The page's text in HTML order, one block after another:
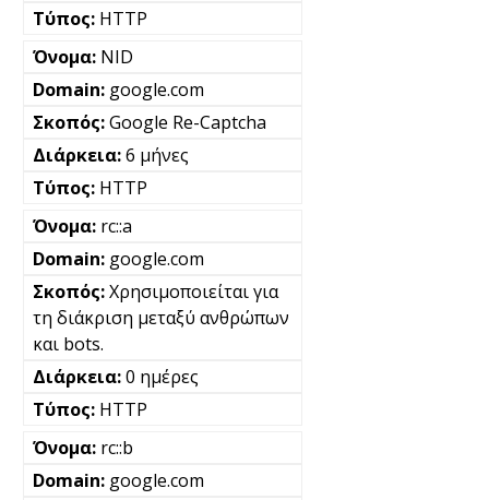
HTTP
NID
google.com
Google Re-Captcha
6 μήνες
HTTP
rc::a
google.com
Χρησιμοποιείται για
τη διάκριση μεταξύ ανθρώπων
και bots.
0 ημέρες
HTTP
rc::b
google.com